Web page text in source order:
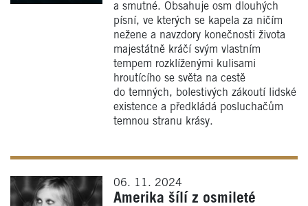
a smutné. Obsahuje osm dlouhých
písní, ve kterých se kapela za ničím
nežene a navzdory konečnosti života
majestátně kráčí svým vlastním
tempem rozklíženými kulisami
hroutícího se světa na cestě
do temných, bolestivých zákoutí lidské
existence a předkládá posluchačům
temnou stranu krásy.
06. 11. 2024
Amerika šílí z osmileté